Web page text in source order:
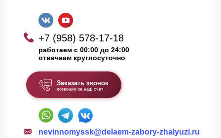
+7 (958) 578-17-18
работаем с 00:00 до 24:00
отвечаем круглосуточно
Заказать звонок
позвоним за наш счет
nevinnomyssk@delaem-zabory-zhalyuzi.ru